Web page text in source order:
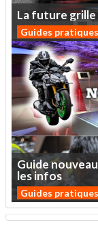
Lafuturegrille
Guides pratiques
Guide
lesinfos
Guides pratiques